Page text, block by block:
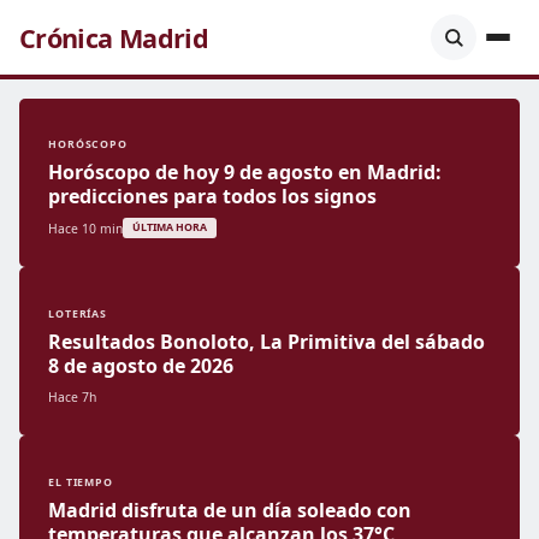
Crónica Madrid
HORÓSCOPO
Horóscopo de hoy 9 de agosto en Madrid:
predicciones para todos los signos
Hace 10 min ÚLTIMA HORA
LOTERÍAS
Resultados Bonoloto, La Primitiva del sábado
8 de agosto de 2026
Hace 7h
EL TIEMPO
Madrid disfruta de un día soleado con